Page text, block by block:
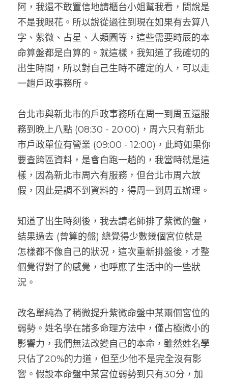
阿，我還不敢置信地請櫃台小姐幫我看，問說是
不是我眼花。所以說從過往到現在如果有去算八
字、紫微、占星、人類圖等，這些需要時辰的本
命算盤都是白算的。就這樣，我知道了我確切的
出生時間，所以對自己生時不確定的人，可以走
一趟戶政事務所。
台北市與新北市的戶政事務所在周一到周五還服
務到晚上八點 (08:30 - 20:00)，周六只有新北
市戶政單位有營業 (09:00 - 12:00)，此時如果你
要查跨區資料，是會白跑一趟的，我當時就是這
樣，因為新北市周六有服務，但台北市周六放
假，因此是調不到資料的，得周一到周五辦理。
知道了出生時刻後，我去請老師排了紫微的盤，
結果過去 (曾算的盤) 總覺得少數幾個宮位就是
怎樣都不像自己的狀況，這次重新排盤後，才整
個覺得對了的感覺，也呼應了生活中的一些狀
況。
改名單純為了稍微提升紫微命盤中某兩個宮位的
弱勢。姓名學在諸多命理方法中，僅占極微小的
影響力，我們無法改變自己的本命，雖然姓名學
只佔了20%的力道，但至少他不是完全沒有影
響。假設本命盤中某宮位弱勢到只有30分，加